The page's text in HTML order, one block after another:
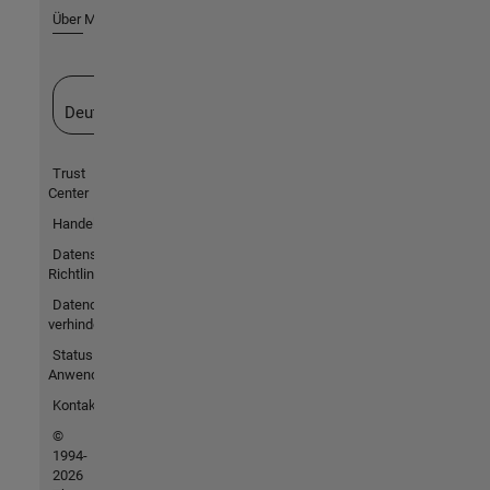
Über MathWorks
Deutschland
Trust
Center
Handelsmarken
Datenschutz-
Richtlinien
Datendiebstahl
verhindern
Status von
Anwendungen
Kontakt
©
1994-
2026